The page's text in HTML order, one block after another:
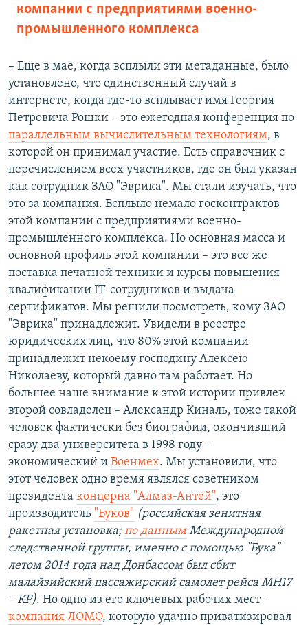
компании с предприятиями военно-
промышленного комплекса
– Еще в мае, когда всплыли эти метаданные, было
установлено, что единственный случай в
интернете, когда где-то всплывает имя Георгия
Петровича Рошки – это ежегодная конференция по
параллельным вычислительным технологиям, в
которой он принимал участие. Есть справочник с
перечислением всех участников, где он был указан
как сотрудник ЗАО "Эврика". Мы стали изучать, что
это за компания. Всплыло немало госконтрактов
этой компании с предприятиями военно-
промышленного комплекса. Но основная масса и
основной профиль этой компании – это все же
поставка печатной техники и курсы повышения
квалификации IT-сотрудников и выдача
сертификатов. Мы решили посмотреть, кому ЗАО
"Эврика" принадлежит. Увидели в реестре
юридических лиц, что 80% этой компании
принадлежит некоему господину Алексею
Николаеву, который давно там работает. Но
большее наше внимание к этой истории привлек
второй совладелец – Александр Киналь, тоже такой
человек фактически без биографии, окончивший
сразу два университета в 1998 году –
экономический и Военмех. Мы установили, что
этот человек одно время являлся советником
президента концерна "Алмаз-Антей", это
производитель "Буков" (российская зенитная
ракетная установка;по даннымМеждународной
следственной группы, именно с помощью "Бука "
летом 2014 года над Донбассом был сбит
малайзийский пассажирский самолет рейса МН17
– КР). Но одно из его ключевых рабочих мест –
компания ЛОМО, которую удачно приватизировал